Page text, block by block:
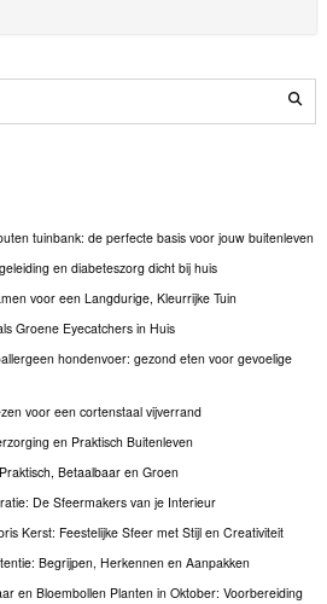
tuinbank: de perfecte basis voor jouw buitenleven
en diabeteszorg dicht bij huis
voor een Langdurige, Kleurrijke Tuin
Groene Eyecatchers in Huis
hondenvoer: gezond eten voor gevoelige
voor een cortenstaal vijverrand
en Praktisch Buitenleven
Betaalbaar en Groen
De Sfeermakers van je Interieur
Kerst: Feestelijke Sfeer met Stijl en Creativiteit
Begrijpen, Herkennen en Aanpakken
en Bloembollen Planten in Oktober: Voorbereiding